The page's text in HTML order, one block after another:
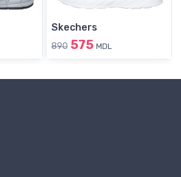
Skechers
890 575 MDL